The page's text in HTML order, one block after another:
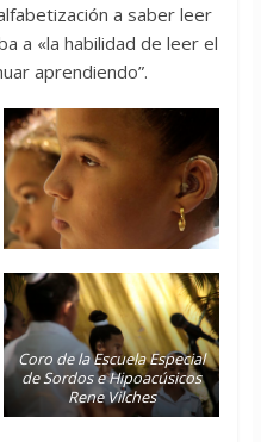
a saber leer
a «la habilidad de leer el
aprendiendo”.
Coro de la Escuela Especial
de Sordos e Hipoacúsicos
Rene Vilches